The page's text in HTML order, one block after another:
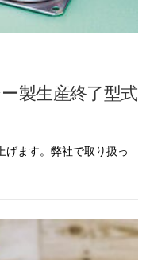
製生産終了型式
げます。弊社で取り扱っ